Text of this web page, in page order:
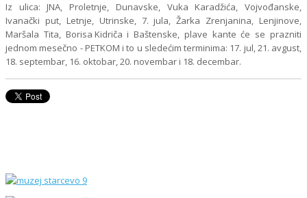
Iz ulica: JNA, Proletnje, Dunavske, Vuka Karadžića, Vojvođanske,
Ivanački put, Letnje, Utrinske, 7. jula, Žarka Zrenjanina, Lenjinove,
Maršala Tita, Borisa Kidriča i Baštenske, plave kante će se prazniti
jednom mesečno - PETKOM i to u sledećim terminima: 17. jul, 21. avgust,
18. septembar, 16. oktobar, 20. novembar i 18. decembar.